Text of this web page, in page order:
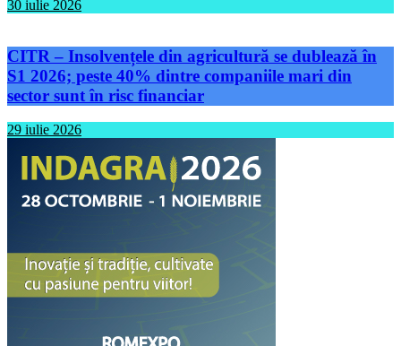
30 iulie 2026
CITR – Insolvențele din agricultură se dublează în
S1 2026; peste 40% dintre companiile mari din
sector sunt în risc financiar
29 iulie 2026